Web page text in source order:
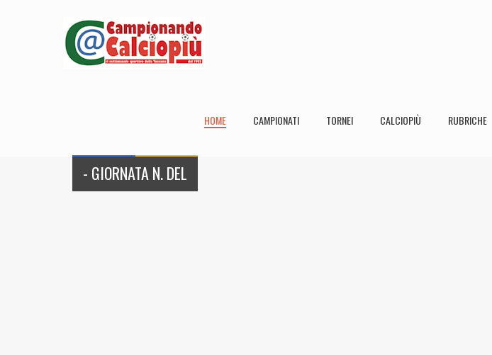
HOME CAMPIONATI TORNEI CALCIOPIÙ RUBRICHE
- GIORNATA N. DEL